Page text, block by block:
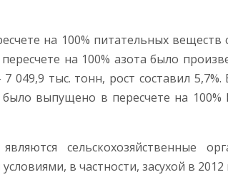
на 100% питательных веществ
на 100% азота было
тыс. тонн, рост составил
выпущено в пересчете на 100%
сельскохозяйственные
в частности, засухой в